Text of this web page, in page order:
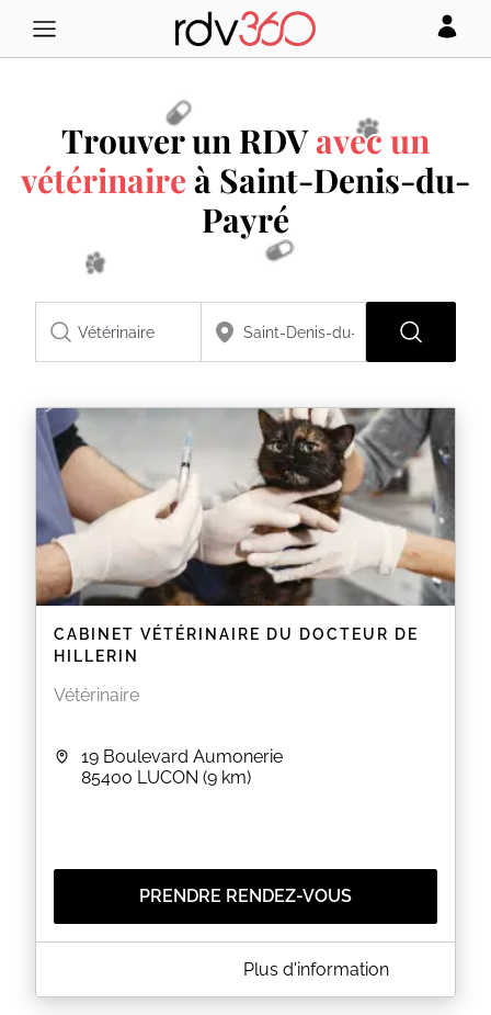
Trouver un RDVavec un
vétérinaire à Saint-Denis-du-
Payré
CABINET VÉTÉRINAIRE DU DOCTEUR DE
HILLERIN
Vétérinaire
19 Boulevard Aumonerie
85400 LUCON (9 km)
PRENDRE RENDEZ-VOUS
A PROPOS DE CABINET VÉTÉRINAIRE DU DOCTEUR
Plus d'information